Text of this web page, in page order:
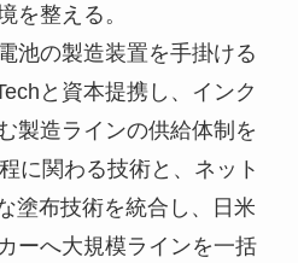
を整える。
池の製造装置を手掛ける
と資本提携し、インク
製造ラインの供給体制を
に関わる技術と、ネット
塗布技術を統合し、日米
ーへ大規模ラインを一括